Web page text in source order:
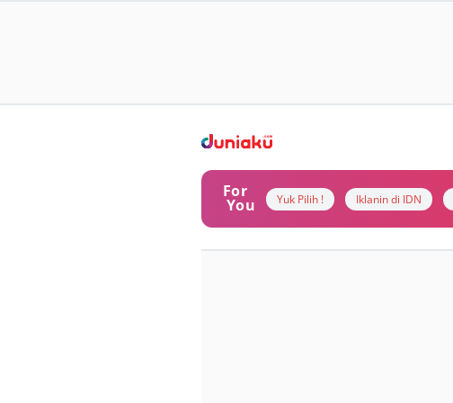
For
You Yuk Pilih ! Iklanin di IDN